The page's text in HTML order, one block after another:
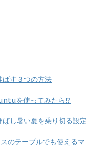
す３つの方法
を使ってみたら!?
し暑い夏を乗り切る設定
のテーブルでも使えるマ